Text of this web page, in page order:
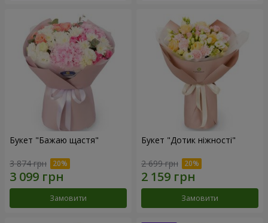
Букет "Бажаю щастя"
3 874 грн
Замовити
Букет "Дотик ніжності"
2 699 грн
Замовити